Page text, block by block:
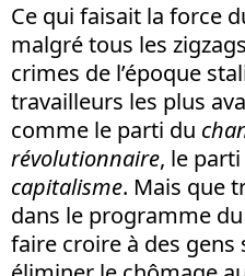
Ce qui faisait la force
malgré tous les
crimes de l’époque
travailleurs les plus
comme le parti du
révolutionnaire, le
capitalisme. Mais que
dans le programme
faire croire à des gens